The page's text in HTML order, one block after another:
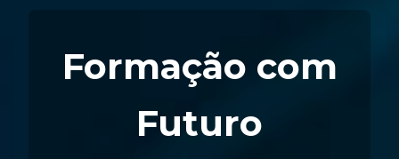
Formação com
Futuro